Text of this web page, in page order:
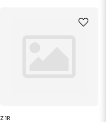
Z1R